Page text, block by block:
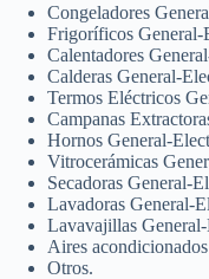
Congeladores
Frigoríficos General-
Calentadores
Calderas General-
Termos Eléctricos
Campanas
Hornos General-
Vitrocerámicas
Secadoras General-
Lavadoras General-
Lavavajillas
Aires
Otros.